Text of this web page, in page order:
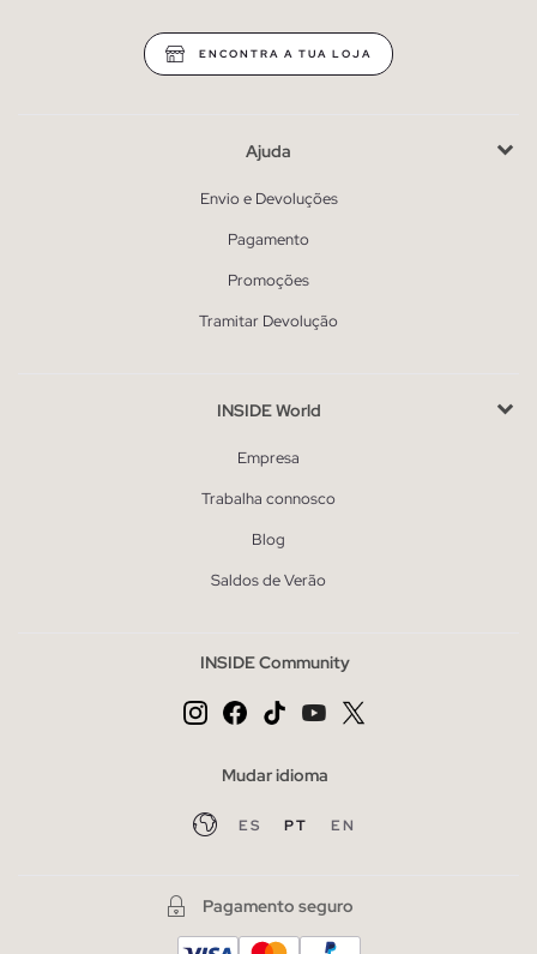
ENCONTRA A TUA LOJA
Ajuda
Envio e Devoluções
Pagamento
Promoções
Tramitar Devolução
INSIDE World
Empresa
Trabalha connosco
Blog
Saldos de Verão
INSIDE Community
Mudar idioma
ES PT EN
Pagamento seguro